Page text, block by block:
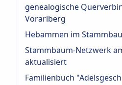
genealogische
Vorarlberg
Hebammen im
Stammbaum-Netzwerk
aktualisiert
Familienbuch